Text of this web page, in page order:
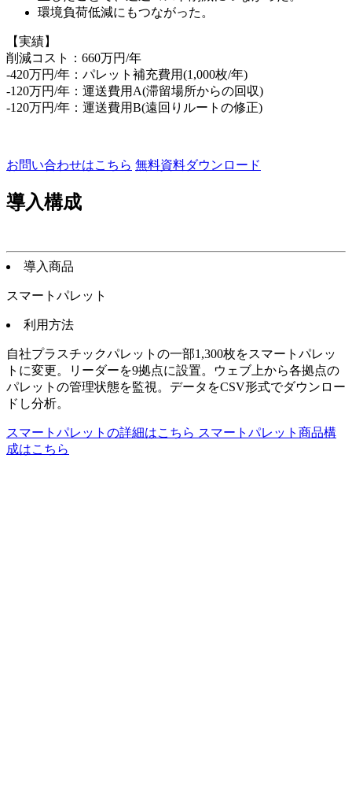
環境負荷低減にもつながった。
【実績】
削減コスト：660万円/年
-420万円/年：パレット補充費用(1,000枚/年)
-120万円/年：運送費用A(滞留場所からの回収)
-120万円/年：運送費用B(遠回りルートの修正)
お問い合わせはこちら 無料資料ダウンロード
導入構成
導入商品
スマートパレット
利用方法
自社プラスチックパレットの一部1,300枚をスマートパレッ
トに変更。リーダーを9拠点に設置。ウェブ上から各拠点の
パレットの管理状態を監視。データをCSV形式でダウンロー
ドし分析。
スマートパレットの詳細はこちら スマートパレット商品構
成はこちら